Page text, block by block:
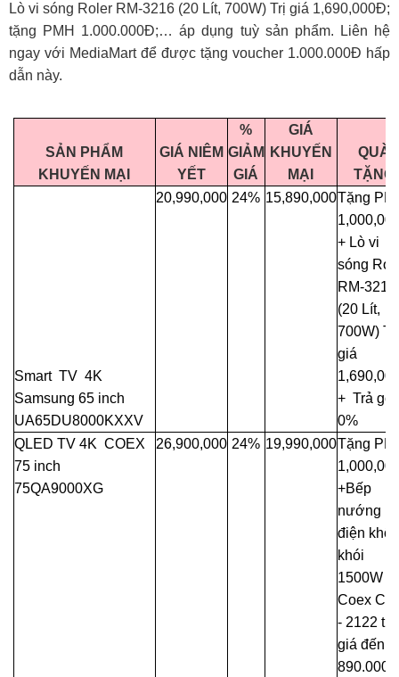
Lò vi sóng Roler RM-3216 (20 Lít, 700W) Trị giá 1,690,000Đ;
tặng PMH 1.000.000Đ;… áp dụng tuỳ sản phẩm. Liên hệ
ngay với MediaMart để được tặng voucher 1.000.000Đ hấp
dẫn này.
SẢN PHẨM
KHUYẾN MẠI
GIÁ NIÊM
YẾT
%
GIẢM
GIÁ
GIÁ
KHUYẾN
MẠI
QUÀ
TẶNG
Smart TV 4K
Samsung 65 inch
UA65DU8000KXXV
20,990,000 24% 15,890,000Tặng
+ Lò vi
sóng
RM-3216
(20 Lít,
700W) Trị
giá
+ Trả
0%
QLED TV 4K COEX
75 inch
75QA9000XG
26,900,000 24% 19,990,000Tặng
+Bếp
nướng
điện
khói
1500W
Coex
- 2122 trị
giá đến
890.000đ